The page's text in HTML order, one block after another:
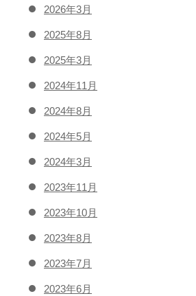
2026年3月
2025年8月
2025年3月
2024年11月
2024年8月
2024年5月
2024年3月
2023年11月
2023年10月
2023年8月
2023年7月
2023年6月